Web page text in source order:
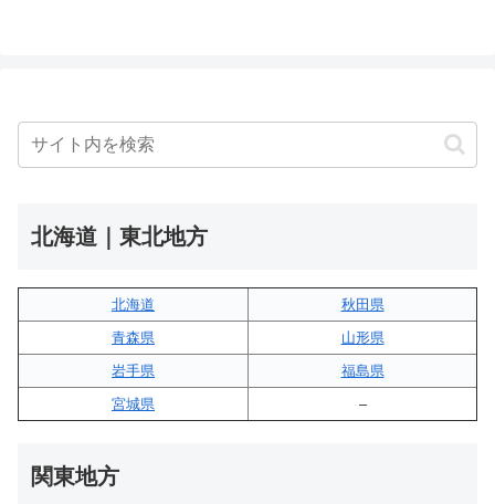
北海道｜東北地方
北海道
秋田県
青森県
山形県
岩手県
福島県
宮城県
–
関東地方